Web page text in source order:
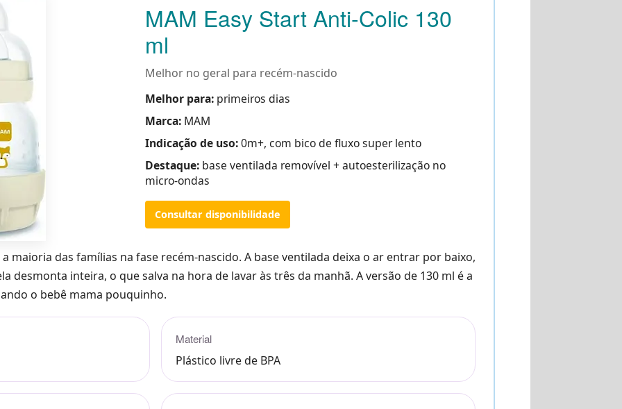
MAM Easy Start Anti-Colic 130
ml
Melhor no geral para recém-nascido
Melhor para:primeiros dias
Marca:MAM
Indicação de uso:0m+, com bico de fluxo super lento
Destaque:base ventilada removível + autoesterilização no
micro-ondas
Consultar disponibilidade
maioria das famílias na fase recém-nascido. A base ventilada deixa o ar entrar por baixo,
desmonta inteira, o que salva na hora de lavar às três da manhã. A versão de 130 ml é a
o bebê mama pouquinho.
Material
Plástico livre de BPA